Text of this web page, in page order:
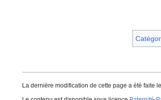
La dernière modification de cette page a été faite